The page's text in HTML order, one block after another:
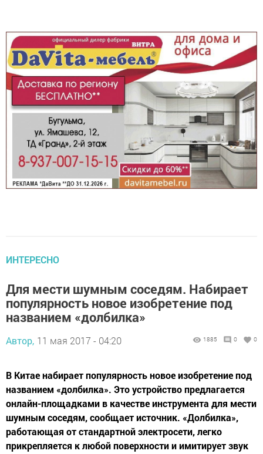
ИНТЕРЕСНО
Для мести шумным соседям. Набирает
популярность новое изобретение под
названием «долбилка»
Автор, 11 мая 2017 - 04:20 1885 0 0
В Китае набирает популярность новое изобретение под
названием «долбилка». Это устройство предлагается
онлайн-площадками в качестве инструмента для мести
шумным соседям, сообщает источник. «Долбилка»,
работающая от стандартной электросети, легко
прикрепляется к любой поверхности и имитирует звук